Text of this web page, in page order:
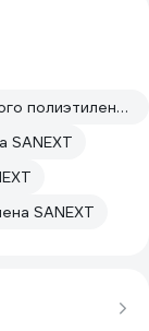
Переходники и муфты для труб из сшитого полиэтилена SANEXT
SANEXT
SANEXT